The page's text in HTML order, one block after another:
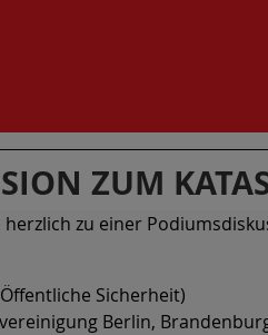
ZUM
zu einer
Sicherheit)
Berlin,